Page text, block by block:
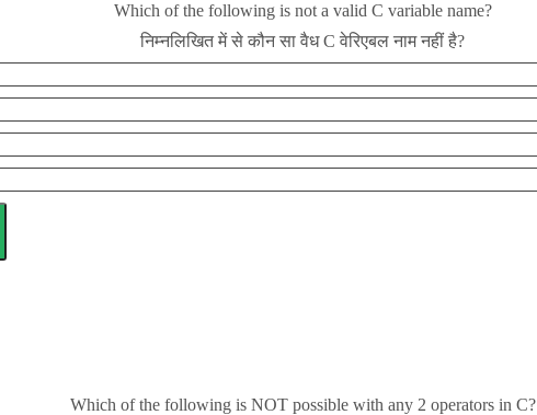
Which of the following is not a valid C variable name?
निम्नलिखित में से कौन सा वैध C वेरिएबल नाम नहीं है?
Which of the following is NOT possible with any 2 operators in C?